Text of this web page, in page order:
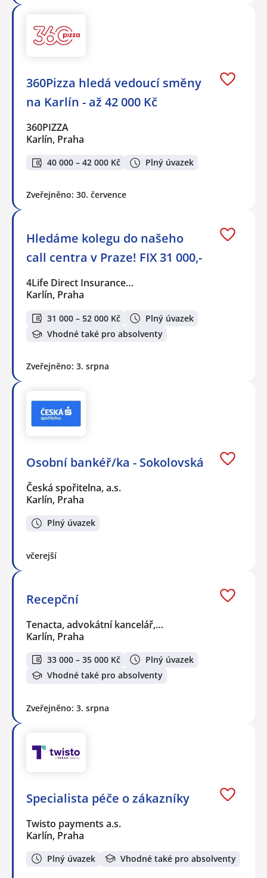
360Pizza hledá vedoucí směny
na Karlín - až 42 000 Kč
360PIZZA
Karlín, Praha
40 000 – 42 000 Kč Plný úvazek
Zveřejněno: 30. července
Hledáme kolegu do našeho
call centra v Praze! FIX 31 000,-
4Life Direct Insurance…
Karlín, Praha
31 000 – 52 000 Kč
Plný úvazek
Vhodné také pro absolventy
Zveřejněno: 3. srpna
Osobní bankéř/ka - Sokolovská
Česká spořitelna, a.s.
Karlín, Praha
Plný úvazek
včerejší
Recepční
Tenacta, advokátní kancelář,…
Karlín, Praha
33 000 – 35 000 Kč
Plný úvazek
Vhodné také pro absolventy
Zveřejněno: 3. srpna
Specialista péče o zákazníky
Twisto payments a.s.
Karlín, Praha
Plný úvazek Vhodné také pro absolventy